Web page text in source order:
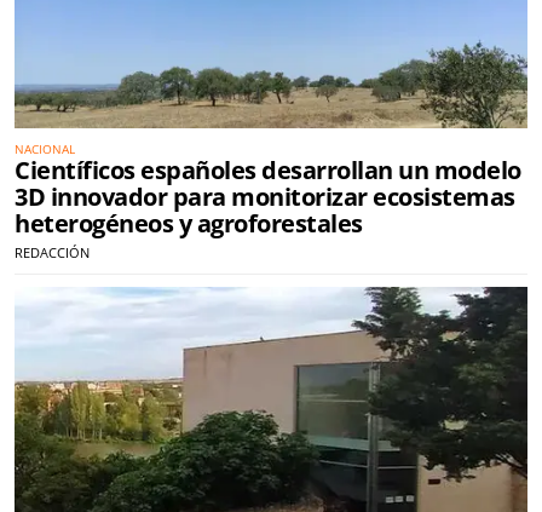
NACIONAL
Científicos españoles desarrollan un modelo
3D innovador para monitorizar ecosistemas
heterogéneos y agroforestales
REDACCIÓN